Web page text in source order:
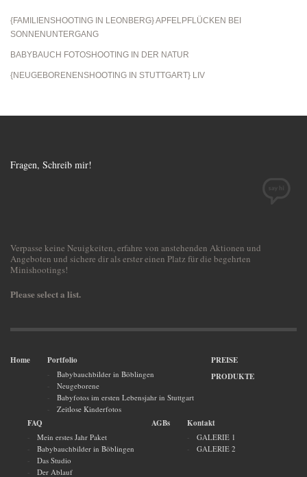
{FAMILIENSHOOTING IN LEONBERG} APFELPFLÜCKEN BEI
SONNENUNTERGANG
BABYBAUCH FOTOSHOOTING IN DER NATUR
{NEUGEBORENENSHOOTING IN STUTTGART} LIV
Fragen, Schreib mir!
Verpasse keine Neuigkeiten, erfahre von anstehenden Aktionen und
Angeboten und sichere dir als erster einen Platz für die begehrten
Minishootings!
Please select a list.
Home Portfolio
Babybauchbilder in Böblingen
Neugeborene
Babyfotos im ersten Lebensjahr in Stuttgart
Zeitlose Kinderfotos
PREISE
PRODUKTE
FAQ
Mein erstes Jahr Paket
Babybauchbilder in Böblingen
Das Studio
Der Ablauf
AGBs Kontakt
GALERIE 1
GALERIE 2